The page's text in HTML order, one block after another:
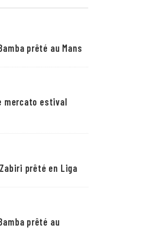
prêté au Mans
mercato estival
prêté en Liga
prêté au